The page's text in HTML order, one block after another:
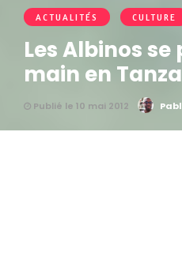
ACTUALITÉS CULTURE
Les Albinos
main en
Publié le 10 mai 2012